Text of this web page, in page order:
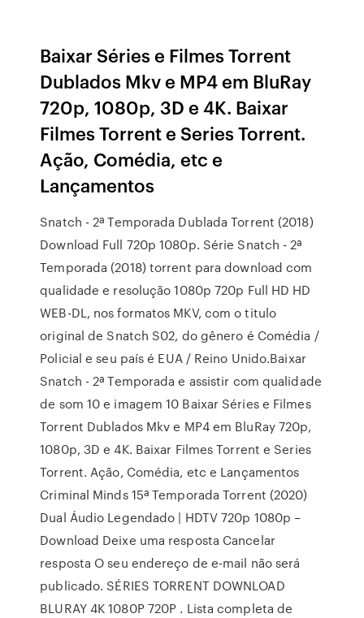
Baixar Séries e Filmes Torrent
Dublados Mkv e MP4 em BluRay
720p, 1080p, 3D e 4K. Baixar
Filmes Torrent e Series Torrent.
Ação, Comédia, etc e
Lançamentos
Snatch - 2ª Temporada Dublada Torrent (2018)
Download Full 720p 1080p. Série Snatch - 2ª
Temporada (2018) torrent para download com
qualidade e resolução 1080p 720p Full HD HD
WEB-DL, nos formatos MKV, com o titulo
original de Snatch S02, do gênero é Comédia /
Policial e seu país é EUA / Reino Unido.Baixar
Snatch - 2ª Temporada e assistir com qualidade
de som 10 e imagem 10 Baixar Séries e Filmes
Torrent Dublados Mkv e MP4 em BluRay 720p,
1080p, 3D e 4K. Baixar Filmes Torrent e Series
Torrent. Ação, Comédia, etc e Lançamentos
Criminal Minds 15ª Temporada Torrent (2020)
Dual Áudio Legendado | HDTV 720p 1080p –
Download Deixe uma resposta Cancelar
resposta O seu endereço de e-mail não será
publicado. SÉRIES TORRENT DOWNLOAD
BLURAY 4K 1080P 720P . Lista completa de